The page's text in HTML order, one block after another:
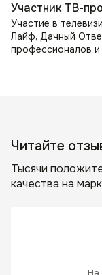
Участник ТВ-
Участие в
Лайф, Дачный
профессионалов и
Читайте
Тысячи
качества на